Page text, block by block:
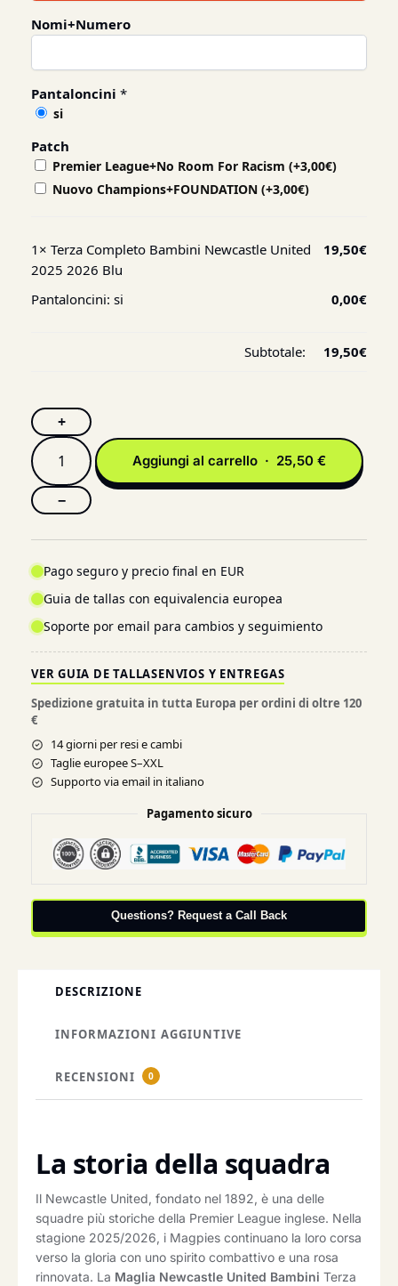
Nomi+Numero
Pantaloncini *
si
Patch
Premier League+No Room For Racism (+3,00€)
Nuovo Champions+FOUNDATION (+3,00€)
1× Terza Completo Bambini Newcastle United
2025 2026 Blu
19,50€
Pantaloncini: si 0,00€
Subtotale: 19,50€
+
−
Aggiungi al carrello · 25,50 €
Pago seguro y precio final en EUR
Guia de tallas con equivalencia europea
Soporte por email para cambios y seguimiento
VER GUIA DE TALLASENVIOS Y ENTREGAS
Spedizione gratuita in tutta Europa per ordini di oltre 120
€
14 giorni per resi e cambi
Taglie europee S–XXL
Supporto via email in italiano
Pagamento sicuro
Questions? Request a Call Back
DESCRIZIONE
INFORMAZIONI AGGIUNTIVE
RECENSIONI 0
La storia della squadra
Il Newcastle United, fondato nel 1892, è una delle
squadre più storiche della Premier League inglese. Nella
stagione 2025/2026, i Magpies continuano la loro corsa
verso la gloria con uno spirito combattivo e una rosa
rinnovata. La Maglia Newcastle United Bambini Terza